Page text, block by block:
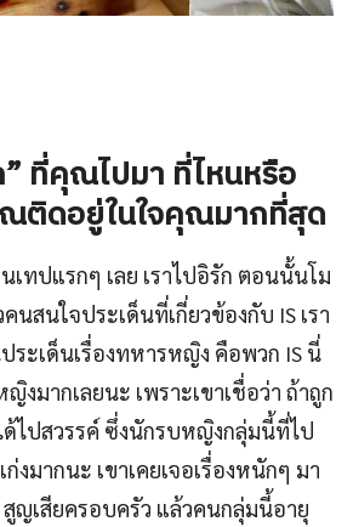
” ที่คุณไปมา ที่ไหนหรือ
ติดอยู่ในใจคุณมากที่สุด
เทปแรกๆ เลย เราไปอิรัก ตอนนั้นโม
นสนใจประเด็นที่เกี่ยวข้องกับ IS เรา
ระเด็นเรื่องทหารหญิง คือพวก IS นี่
มากเลยนะ เพราะเขาเชื่อว่า ถ้าถูก
ด้ไปสวรรค์ ซึ่งนักรบหญิงกลุ่มนี้ที่ไป
งมากนะ เขาเคยเจอเรื่องหนักๆ มา
สูญเสียครอบครัว แล้วคนกลุ่มนี้อายุ